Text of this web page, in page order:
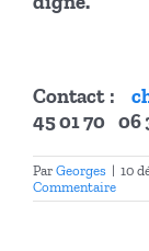
Contact :
45 01 70 06
Par Georges | 10
Commentaire